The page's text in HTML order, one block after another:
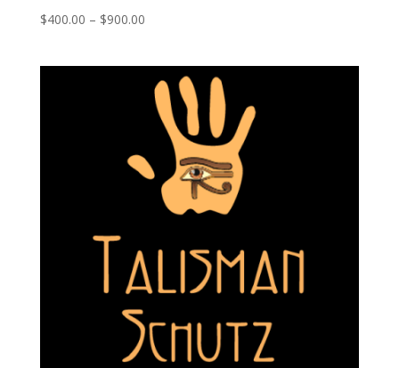
$400.00 – $900.00Price
through
$900.00